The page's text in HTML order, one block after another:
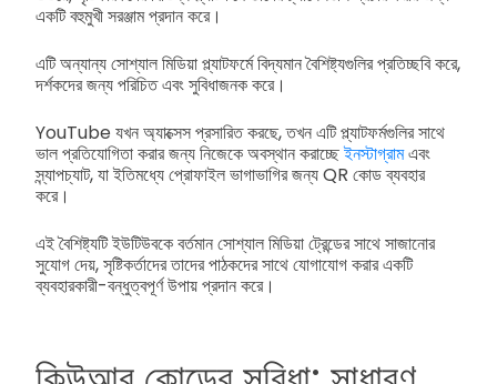
একটি বহুমুখী সরঞ্জাম প্রদান করে।
এটি অন্যান্য সোশ্যাল মিডিয়া প্ল্যাটফর্মে বিদ্যমান বৈশিষ্ট্যগুলির প্রতিচ্ছবি করে,
দর্শকদের জন্য পরিচিত এবং সুবিধাজনক করে।
YouTube যখন অ্যাক্সেস প্রসারিত করছে, তখন এটি প্ল্যাটফর্মগুলির সাথে
ভাল প্রতিযোগিতা করার জন্য নিজেকে অবস্থান করাচ্ছেইনস্টাগ্রামএবং
স্ন্যাপচ্যাট, যা ইতিমধ্যে প্রোফাইল ভাগাভাগির জন্য QR কোড ব্যবহার
করে।
এই বৈশিষ্ট্যটি ইউটিউবকে বর্তমান সোশ্যাল মিডিয়া ট্রেন্ডের সাথে সাজানোর
সুযোগ দেয়, সৃষ্টিকর্তাদের তাদের পাঠকদের সাথে যোগাযোগ করার একটি
ব্যবহারকারী-বন্ধুত্বপূর্ণ উপায় প্রদান করে।